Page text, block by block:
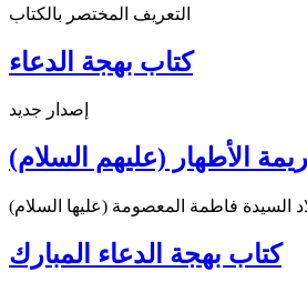
التعريف المختصر بالكتاب
كتاب بهجة الدعاء
إصدار جديد
الأطهار (عليهم السلام)
السيدة فاطمة المعصومة (عليها السلام)
كتاب بهجة الدعاء المبارك